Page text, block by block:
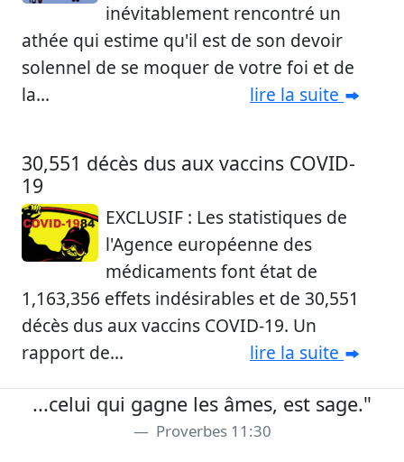
inévitablement rencontré un
athée qui estime qu'il est de son devoir
solennel de se moquer de votre foi et de
la...
lire la suite
30,551 décès dus aux vaccins COVID-
19
EXCLUSIF : Les statistiques de
l'Agence européenne des
médicaments font état de
1,163,356 effets indésirables et de 30,551
décès dus aux vaccins COVID-19. Un
rapport de...
lire la suite
...celui qui gagne les âmes, est sage."
Proverbes 11:30